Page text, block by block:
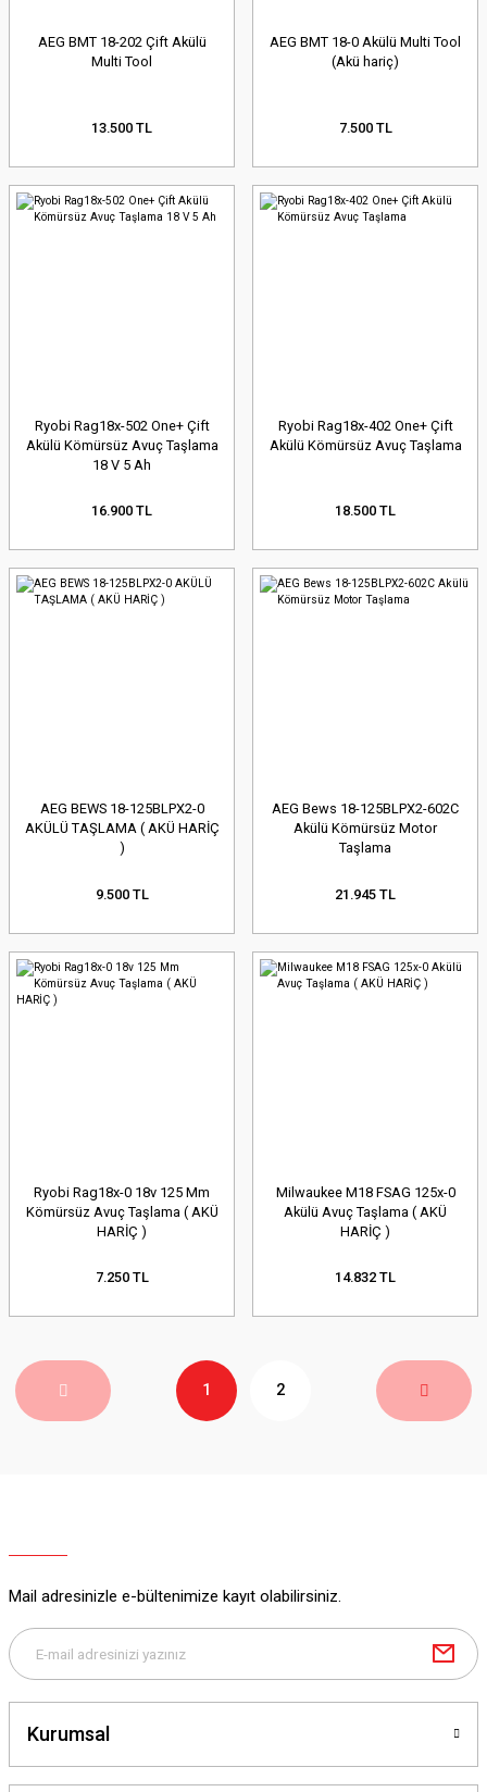
AEG BMT 18-202 Çift Akülü
Multi Tool
13.500 TL
AEG BMT 18-0 Akülü Multi Tool
(Akü hariç)
7.500 TL
Ryobi Rag18x-502 One+ Çift
Akülü Kömürsüz Avuç Taşlama
18 V 5 Ah
16.900 TL
Ryobi Rag18x-402 One+ Çift
Akülü Kömürsüz Avuç Taşlama
18.500 TL
AEG BEWS 18-125BLPX2-0
AKÜLÜ TAŞLAMA ( AKÜ HARİÇ
)
9.500 TL
AEG Bews 18-125BLPX2-602C
Akülü Kömürsüz Motor
Taşlama
21.945 TL
Ryobi Rag18x-0 18v 125 Mm
Kömürsüz Avuç Taşlama ( AKÜ
HARİÇ )
7.250 TL
Milwaukee M18 FSAG 125x-0
Akülü Avuç Taşlama ( AKÜ
HARİÇ )
14.832 TL
1 2
Mail adresinizle e-bültenimize kayıt olabilirsiniz.
Kurumsal